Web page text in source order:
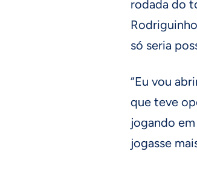
rodada do
só seria
“Eu vou
que teve
jogando
jogasse